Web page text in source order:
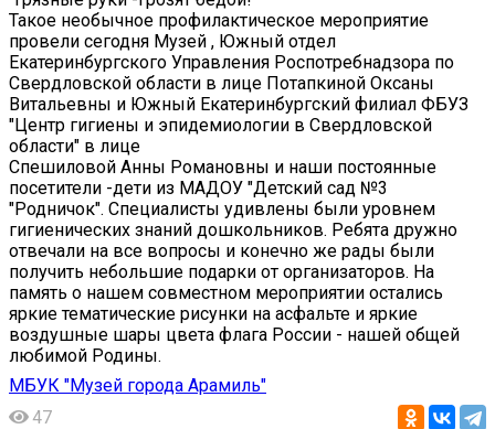
Такое необычное профилактическое мероприятие
провели сегодня Музей , Южный отдел
Екатеринбургского Управления Роспотребнадзора по
Свердловской области в лице Потапкиной Оксаны
Витальевны и Южный Екатеринбургский филиал ФБУЗ
"Центр гигиены и эпидемиологии в Свердловской
области" в лице
Спешиловой Анны Романовны и наши постоянные
посетители -дети из МАДОУ "Детский сад №3
"Родничок". Специалисты удивлены были уровнем
гигиенических знаний дошкольников. Ребята дружно
отвечали на все вопросы и конечно же рады были
получить небольшие подарки от организаторов. На
память о нашем совместном мероприятии остались
яркие тематические рисунки на асфальте и яркие
воздушные шары цвета флага России - нашей общей
любимой Родины.
МБУК "Музей города Арамиль"
47